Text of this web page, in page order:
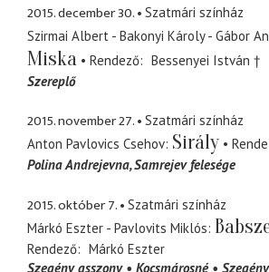
2015. december 30.
Szatmári színház
Szirmai Albert - Bakonyi Károly - Gábor
Miska
Rendező
Bessenyei István †
Szereplő
2015. november 27.
Szatmári színház
Anton Pavlovics Csehov Sirály
Polina Andrejevna Samrejev felesége
2015. október 7.
Szatmári színház
Márkó Eszter - Pavlovits Miklós
Rendező
Márkó Eszter
Szegény asszony
Kocsmárosné